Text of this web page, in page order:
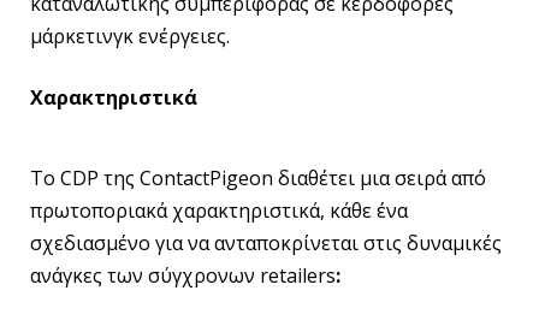
μάρκετινγκ ενέργειες.
Χαρακτηριστικά
To CDP της ContactPigeon διαθέτει μια σειρά από
πρωτοποριακά χαρακτηριστικά, κάθε ένα
σχεδιασμένο για να ανταποκρίνεται στις δυναμικές
ανάγκες των σύγχρονων retailers: